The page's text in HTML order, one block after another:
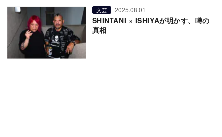
文芸 2025.08.01
SHINTANI × ISHIYAが明かす、噂の
真相